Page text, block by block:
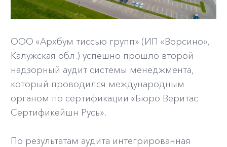
ООО «Архбум тиссью групп» (ИП «Ворсино»,
Калужская обл.) успешно прошло второй
надзорный аудит системы менеджмента,
который проводился международным
органом по сертификации «Бюро Веритас
Сертификейшн Русь».
По результатам аудита интегрированная